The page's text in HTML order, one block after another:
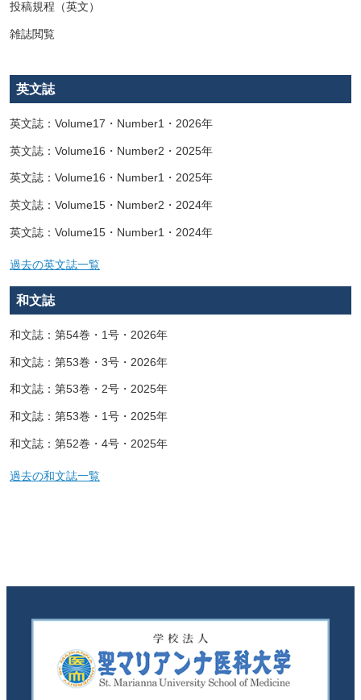
投稿規程（英文）
雑誌閲覧
英文誌
英文誌：Volume17・Number1・2026年
英文誌：Volume16・Number2・2025年
英文誌：Volume16・Number1・2025年
英文誌：Volume15・Number2・2024年
英文誌：Volume15・Number1・2024年
過去の英文誌一覧
和文誌
和文誌：第54巻・1号・2026年
和文誌：第53巻・3号・2026年
和文誌：第53巻・2号・2025年
和文誌：第53巻・1号・2025年
和文誌：第52巻・4号・2025年
過去の和文誌一覧